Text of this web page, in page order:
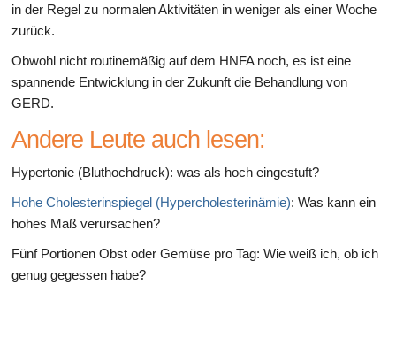
in der Regel zu normalen Aktivitäten in weniger als einer Woche
zurück.
Obwohl nicht routinemäßig auf dem HNFA noch, es ist eine
spannende Entwicklung in der Zukunft die Behandlung von
GERD.
Andere Leute auch lesen:
Hypertonie (Bluthochdruck): was als hoch eingestuft?
Hohe Cholesterinspiegel (Hypercholesterinämie): Was kann ein
hohes Maß verursachen?
Fünf Portionen Obst oder Gemüse pro Tag: Wie weiß ich, ob ich
genug gegessen habe?